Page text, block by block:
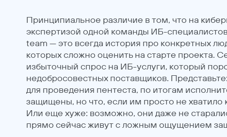
Принципиальное различие в том, что на
экспертизой одной команды ИБ-
team — это всегда история про конкретных
которых сложно оценить на старте проекта.
избыточный спрос на ИБ-услуги, который
недобросовестных поставщиков.
для проведения пентеста, по итогам
защищены, но что, если им просто не хватило
Или еще хуже: возможно, они даже не
прямо сейчас живут с ложным ощущением